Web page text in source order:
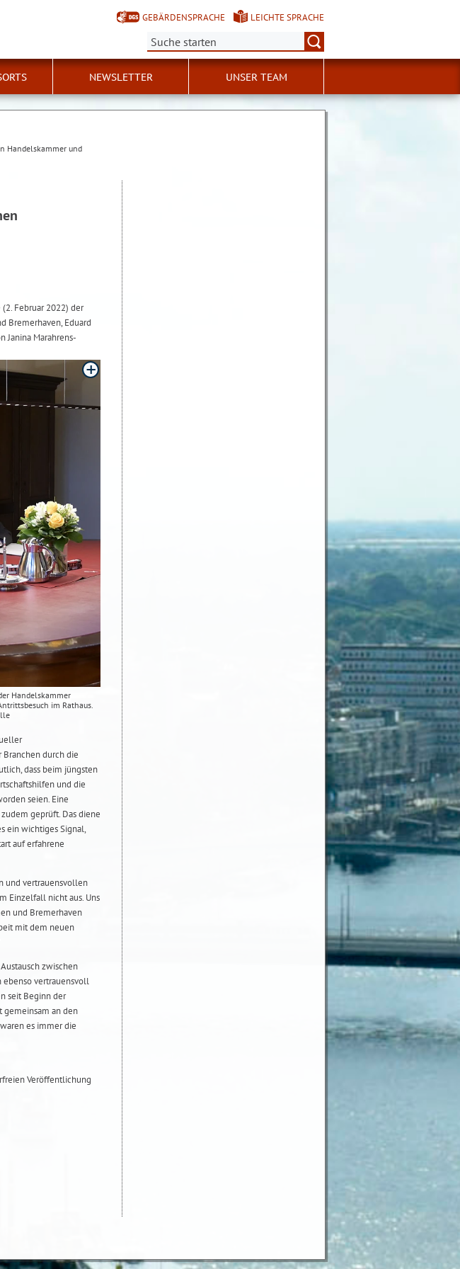
GEBÄRDENSPRACHE
LEICHTE SPRACHE
Suche:
NEWSLETTER UNSER TEAM
Handelskammer und
Februar 2022) der
Bremerhaven, Eduard
Janina Marahrens-
Handelskammer
im Rathaus.
durch die
dass beim jüngsten
und die
seien. Eine
geprüft. Das diene
ein wichtiges Signal,
auf erfahrene
und vertrauensvollen
Einzelfall nicht aus. Uns
und Bremerhaven
mit dem neuen
zwischen
ebenso vertrauensvoll
seit Beginn der
gemeinsam an den
es immer die
Veröffentlichung